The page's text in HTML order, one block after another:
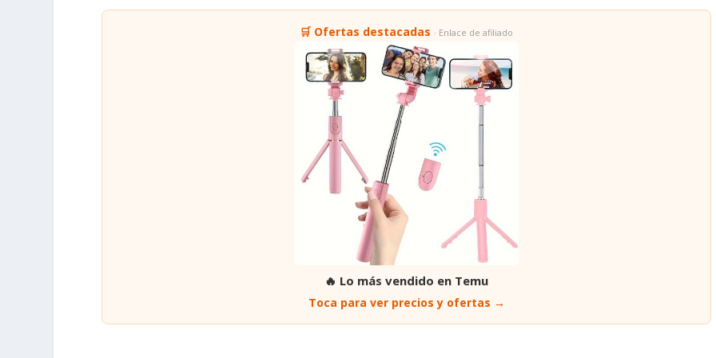
🛒 Ofertas destacadas · Enlace de afiliado
🔥 Lo más vendido en Temu
Toca para ver precios y ofertas →